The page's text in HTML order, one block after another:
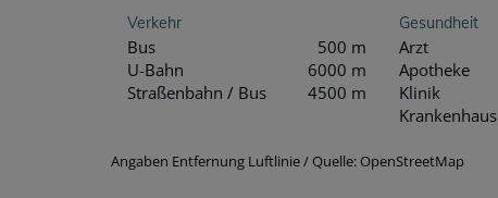
Verkehr
Bus
500 m
U-Bahn
6000 m
Straßenbahn / Bus
4500 m
Gesundheit
Arzt
Apotheke
Klinik
Krankenhaus
Angaben Entfernung Luftlinie / Quelle: OpenStreetMap